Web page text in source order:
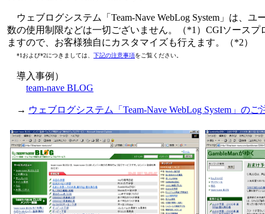
ウェブログシステム「Team-Nave WebLog System」は、ユ
数の使用制限などは一切ございません。（*1）CGIソースプ
ますので、お客様独自にカスタマイズも行えます。（*2）
*1および*2につきましては、 下記の注意事項をご覧ください。
導入事例）
team-nave BLOG
→ ウェブログシステム「Team-Nave WebLog System」の